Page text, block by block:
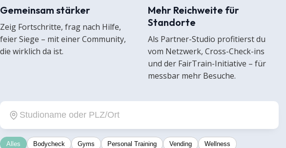
Gemeinsam stärker
Zeig Fortschritte, frag nach Hilfe,
feier Siege – mit einer Community,
die wirklich da ist.
Mehr Reichweite für
Standorte
Als Partner-Studio profitierst du
vom Netzwerk, Cross-Check-ins
und der FairTrain-Initiative – für
messbar mehr Besuche.
Alles Bodycheck Gyms Personal Training Vending Wellness